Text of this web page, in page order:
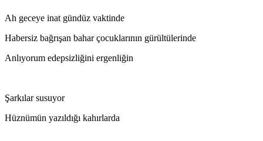
Ah geceye inat gündüz vaktinde
Habersiz bağrışan bahar çocuklarının gürültülerinde
Anlıyorum edepsizliğini ergenliğin
Şarkılar susuyor
Hüznümün yazıldığı kahırlarda